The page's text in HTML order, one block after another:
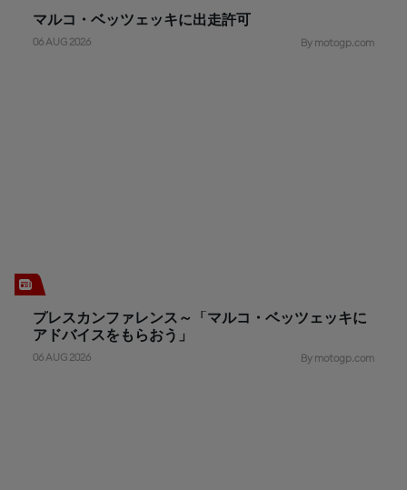
マルコ・ベッツェッキに出走許可
06 AUG 2026 By motogp.com
プレスカンファレンス～「マルコ・ベッツェッキに
アドバイスをもらおう」
06 AUG 2026 By motogp.com